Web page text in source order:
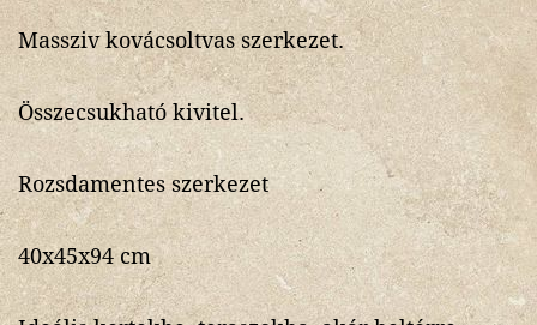
Massziv kovácsoltvas szerkezet.
Összecsukható kivitel.
Rozsdamentes szerkezet
40x45x94 cm